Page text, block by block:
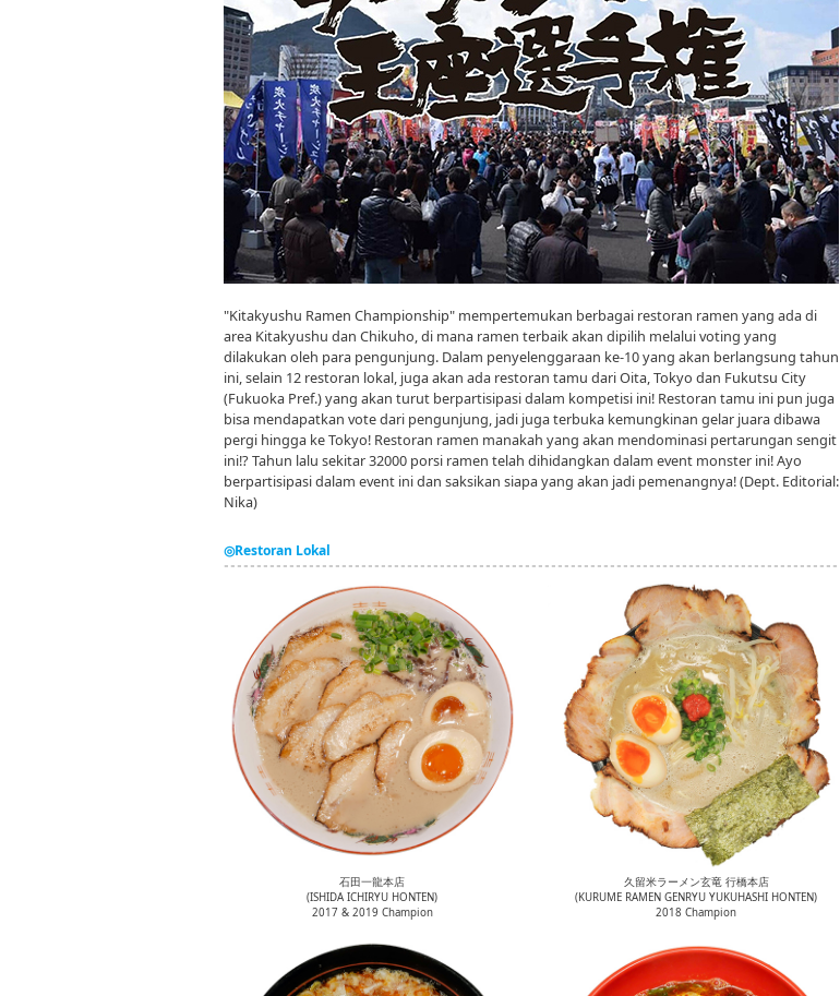
"Kitakyushu Ramen Championship" mempertemukan berbagai restoran ramen yang ada di
area Kitakyushu dan Chikuho, di mana ramen terbaik akan dipilih melalui voting yang
dilakukan oleh para pengunjung. Dalam penyelenggaraan ke-10 yang akan berlangsung tahun
ini, selain 12 restoran lokal, juga akan ada restoran tamu dari Oita, Tokyo dan Fukutsu City
(Fukuoka Pref.) yang akan turut berpartisipasi dalam kompetisi ini! Restoran tamu ini pun juga
bisa mendapatkan vote dari pengunjung, jadi juga terbuka kemungkinan gelar juara dibawa
pergi hingga ke Tokyo! Restoran ramen manakah yang akan mendominasi pertarungan sengit
ini!? Tahun lalu sekitar 32000 porsi ramen telah dihidangkan dalam event monster ini! Ayo
berpartisipasi dalam event ini dan saksikan siapa yang akan jadi pemenangnya! (Dept. Editorial:
Nika)
◎Restoran Lokal
石田一龍本店
(ISHIDA ICHIRYU HONTEN)
2017 & 2019 Champion
久留米ラーメン玄竜 行橋本店
(KURUME RAMEN GENRYU YUKUHASHI HONTEN)
2018 Champion